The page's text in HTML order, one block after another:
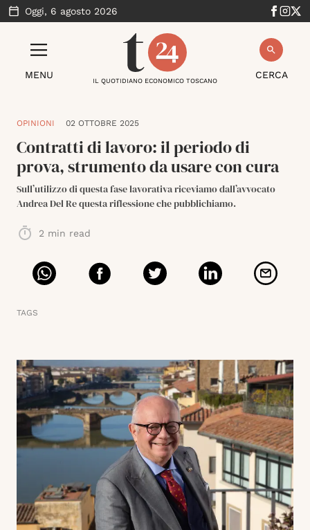
Oggi, 6 agosto 2026
MENU CERCA
IL QUOTIDIANO ECONOMICO TOSCANO
OPINIONI 02 OTTOBRE 2025
Contratti di lavoro: il periodo di
prova, strumento da usare con cura
Sull’utilizzo di questa fase lavorativa riceviamo dall’avvocato
Andrea Del Re questa riflessione che pubblichiamo.
2 min read
TAGS